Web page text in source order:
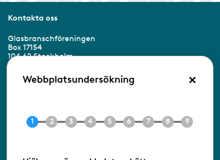
Kontakta oss
Glasbranschföreningen
Box 17154
104 62 Stockholm
Besöksadress:
Ringvägen 100
E-post info@gbf.se
Webbplatsundersökning ×